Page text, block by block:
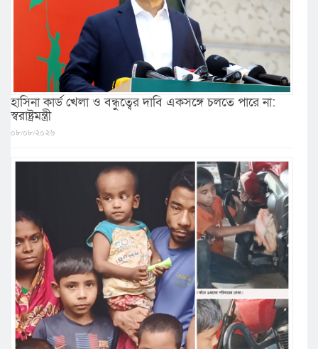
হাসিনা কার্ড খেলা ও বন্ধুত্বের দাবি একসঙ্গে চলতে পারে না:
স্বরাষ্ট্রমন্ত্রী
০৮/০৮/২০২৬